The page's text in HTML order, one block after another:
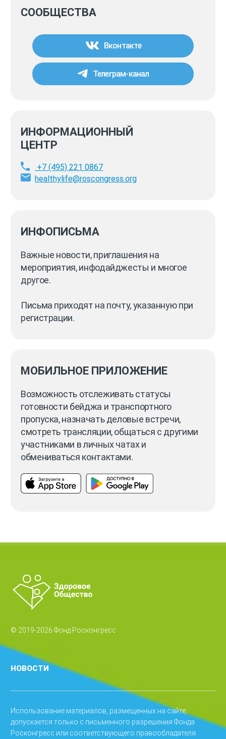
СООБЩЕСТВА
Вконтакте
Телеграм-канал
ИНФОРМАЦИОННЫЙ
ЦЕНТР
+7 (495) 221 0867
healthylife@roscongress.org
ИНФОПИСЬМА
Важные новости, приглашения на
мероприятия, инфодайджесты и многое
другое.
Письма приходят на почту, указанную при
регистрации.
МОБИЛЬНОЕ ПРИЛОЖЕНИЕ
Возможность отслеживать статусы
готовности бейджа и транспортного
пропуска, назначать деловые встречи,
смотреть трансляции, общаться с другими
участниками в личных чатах и
обмениваться контактами.
© 2019-2026 Фонд Росконгресс
НОВОСТИ
Использование материалов, размещенных на сайте,
допускается только с письменного разрешения Фонда
Росконгресс или соответствующего правообладателя.